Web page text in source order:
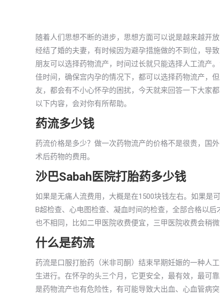
随着人们思想不断的进步，思想方面可以说是越来越开
经结了婚的夫妻，有时候因为避孕措施做的不到位，导
朋友可以选择药物流产，时间过长就只能选择人工流产
佳时间，确保宫内孕的情况下，都可以选择药物流产，
友，都会有不小心怀孕的困扰，今天就来回答一下大家
以下内容，会对你有所帮助。
药流多少钱
药流价格是多少？做一次药物流产的价格不是很贵，国
术后药物的费用。
沙巴Sabah医院打胎药多少钱
如果是无痛人流费用，大概是在1500块钱左右。如果是
B超检查、心电图检查、凝血时间的检查，全部合格以
也不相同，比如二甲医院收费便宜，三甲医院收费会稍
什么是药流
药流是口服打胎药（米非司酮）结束早期妊娠的一种人
生进行。在怀孕的头三个月，它更安全，最有效，最可
是药物流产也有危险性，有可能导致大出血、心血管病